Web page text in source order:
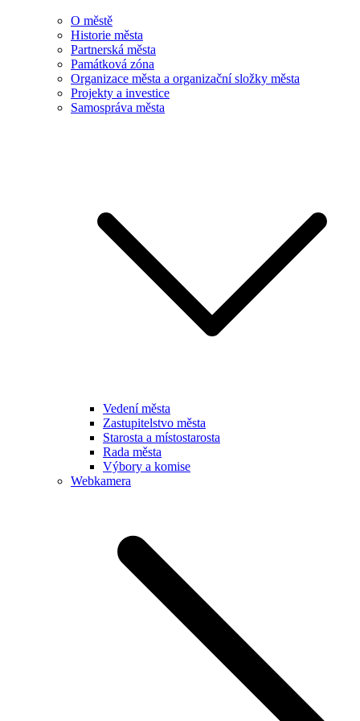
O městě
Historie města
Partnerská města
Památková zóna
Organizace města a organizační složky města
Projekty a investice
Samospráva města
Vedení města
Zastupitelstvo města
Starosta a místostarosta
Rada města
Výbory a komise
Webkamera